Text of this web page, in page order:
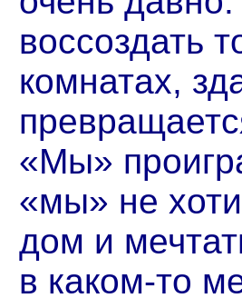
воссоздать
комнатах,
«Мы»
«мы» не
дом и
в каком-то